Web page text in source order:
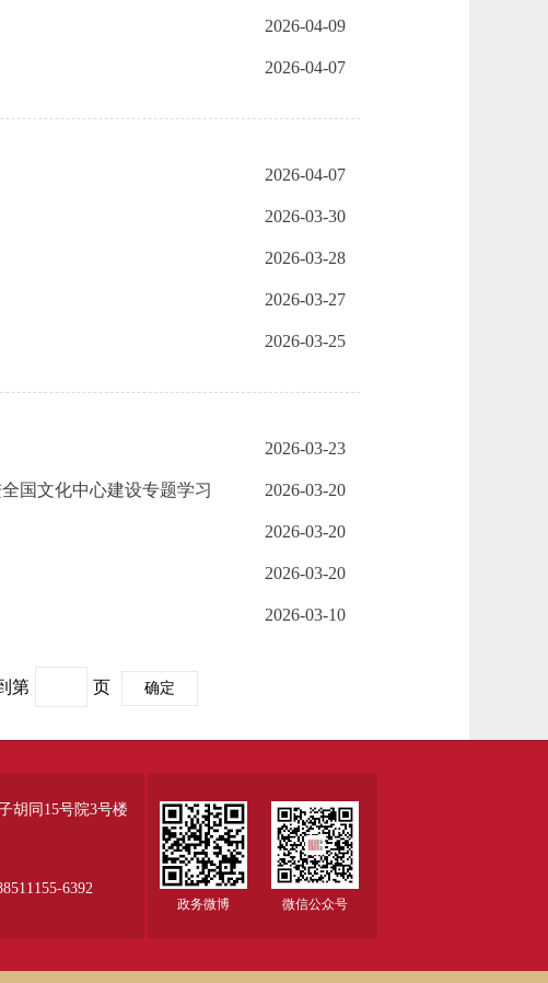
2026-04-09
2026-04-07
2026-04-07
2026-03-30
2026-03-28
2026-03-27
2026-03-25
2026-03-23
国文化中心建设专题学习 2026-03-20
2026-03-20
2026-03-20
2026-03-10
第 页 确定
胡同15号院3号楼
6392
政务微博 微信公众号